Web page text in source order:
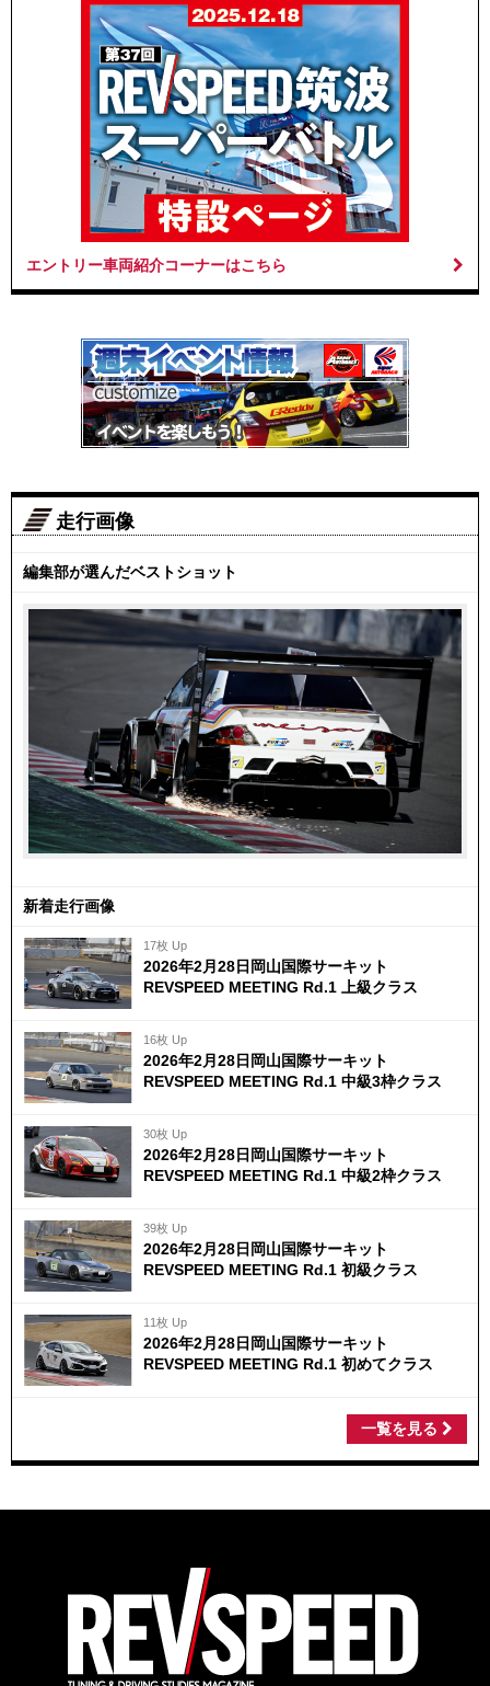
エントリー車両紹介コーナーはこちら
走行画像
編集部が選んだベストショット
新着走行画像
17枚 Up
2026年2月28日岡山国際サーキット
REVSPEED MEETING Rd.1 上級クラス
16枚 Up
2026年2月28日岡山国際サーキット
REVSPEED MEETING Rd.1 中級3枠クラス
30枚 Up
2026年2月28日岡山国際サーキット
REVSPEED MEETING Rd.1 中級2枠クラス
39枚 Up
2026年2月28日岡山国際サーキット
REVSPEED MEETING Rd.1 初級クラス
11枚 Up
2026年2月28日岡山国際サーキット
REVSPEED MEETING Rd.1 初めてクラス
一覧を見る